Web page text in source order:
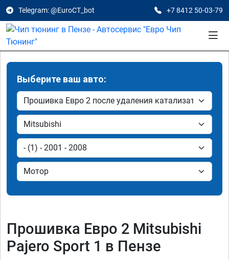
Telegram: @EuroCT_bot +7 8412 50-03-79
Выберите ваш авто:
Прошивка Евро 2 Mitsubishi
Pajero Sport 1 в Пензе